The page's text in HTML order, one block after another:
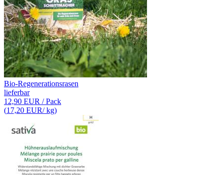
Bio-Regenerationsrasen
lieferbar
12,90 EUR / Pack
(17,20 EUR/ kg)